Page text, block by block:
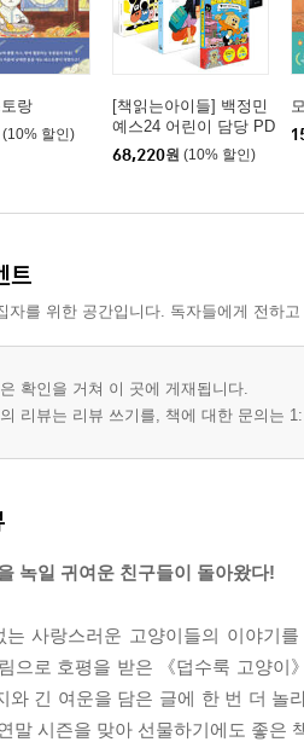
랑
(10% 할인)
[책읽는아이들] 백정민
예스24 어린이 담당 PD
추천 초등 1~2학년 세
68,220원 (10% 할인)
트
자를 위한 공간입니다. 독자들에게 전하
확인을 거쳐 이 곳에 게재됩니다.
리뷰는 리뷰 쓰기를, 책에 대한 문의는
녹일 귀여운 친구들이 돌아왔다!
사랑스러운 고양이들의 이야기
으로 호평을 받은 《덥수룩 고양
와 긴 여운을 담은 글에 한 번 더 놀
말 시즌을 맞아 선물하기에도 좋은